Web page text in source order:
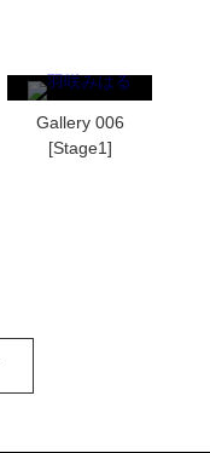
Gallery 006
[Stage1]